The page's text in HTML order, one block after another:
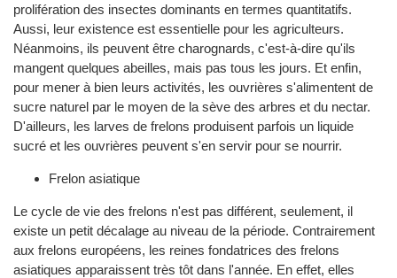
prolifération des insectes dominants en termes quantitatifs.
Aussi, leur existence est essentielle pour les agriculteurs.
Néanmoins, ils peuvent être charognards, c'est-à-dire qu'ils
mangent quelques abeilles, mais pas tous les jours. Et enfin,
pour mener à bien leurs activités, les ouvrières s'alimentent de
sucre naturel par le moyen de la sève des arbres et du nectar.
D'ailleurs, les larves de frelons produisent parfois un liquide
sucré et les ouvrières peuvent s'en servir pour se nourrir.
Frelon asiatique
Le cycle de vie des frelons n'est pas différent, seulement, il
existe un petit décalage au niveau de la période. Contrairement
aux frelons européens, les reines fondatrices des frelons
asiatiques apparaissent très tôt dans l'année. En effet, elles